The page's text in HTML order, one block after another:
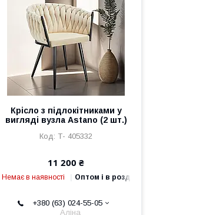
Крісло з підлокітниками у
вигляді вузла Astano (2 шт.)
Т- 405332
11 200 ₴
Немає в наявності Оптом і в роздріб
+380 (63) 024-55-05
Аліна